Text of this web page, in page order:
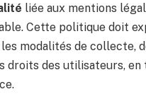
liée aux mentions
Cette politique doit
modalités de collecte,
droits des utilisateurs, en